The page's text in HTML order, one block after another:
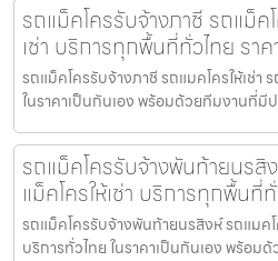
รถแม็คโครรับจ้างภาชี รถแม็ค
เช่า บริการทุกพื้นที่ทั่วไทย รา
รถแม็คโครรับจ้างภาชี รถแมคโครให้เช่า
ในราคาเป็นกันเอง พร้อมด้วยทีมงานที่มี
รถแม็คโครรับจ้างพันท้ายนรสิ
แม็คโครให้เช่า บริการทุกพื้นที่
รถแม็คโครรับจ้างพันท้ายนรสิงห์ รถแมคโ
บริการทั่วไทย ในราคาเป็นกันเอง พร้อม